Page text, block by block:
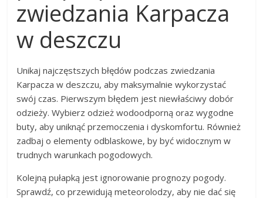
zwiedzania Karpacza
w deszczu
Unikaj najczęstszych błędów podczas zwiedzania
Karpacza w deszczu, aby maksymalnie wykorzystać
swój czas. Pierwszym błędem jest niewłaściwy dobór
odzieży. Wybierz odzież wodoodporną oraz wygodne
buty, aby uniknąć przemoczenia i dyskomfortu. Również
zadbaj o elementy odblaskowe, by być widocznym w
trudnych warunkach pogodowych.
Kolejną pułapką jest ignorowanie prognozy pogody.
Sprawdź, co przewidują meteorolodzy, aby nie dać się